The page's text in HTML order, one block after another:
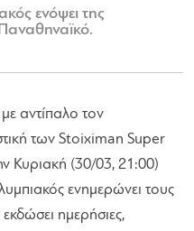
ενόψει της
αντίπαλο τον
των Stoiximan Super
Κυριακή (30/03, 21:00)
ενημερώνει τους
ημερήσιες,